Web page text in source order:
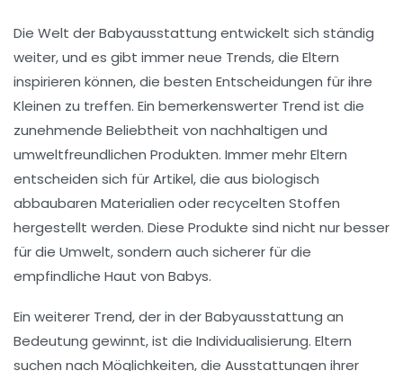
Die Welt der Babyausstattung entwickelt sich ständig
weiter, und es gibt immer neue Trends, die Eltern
inspirieren können, die besten Entscheidungen für ihre
Kleinen zu treffen. Ein bemerkenswerter Trend ist die
zunehmende Beliebtheit von nachhaltigen und
umweltfreundlichen Produkten. Immer mehr Eltern
entscheiden sich für Artikel, die aus biologisch
abbaubaren Materialien oder recycelten Stoffen
hergestellt werden. Diese Produkte sind nicht nur besser
für die Umwelt, sondern auch sicherer für die
empfindliche Haut von Babys.
Ein weiterer Trend, der in der Babyausstattung an
Bedeutung gewinnt, ist die Individualisierung. Eltern
suchen nach Möglichkeiten, die Ausstattungen ihrer